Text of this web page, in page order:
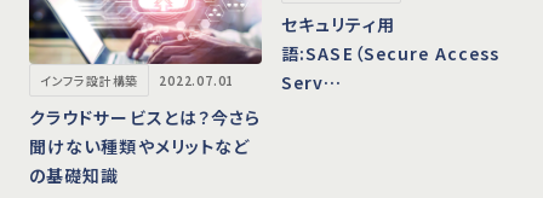
インフラ設計構築 2022.07.01
クラウドサービスとは？今さら
聞けない種類やメリットなど
の基礎知識
セキュリティ用
語:SASE（Secure Access
Serv…